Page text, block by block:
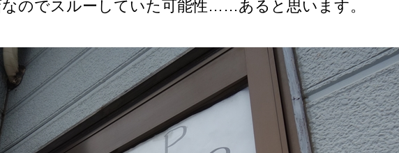
のでスルーしていた可能性……あると思います。